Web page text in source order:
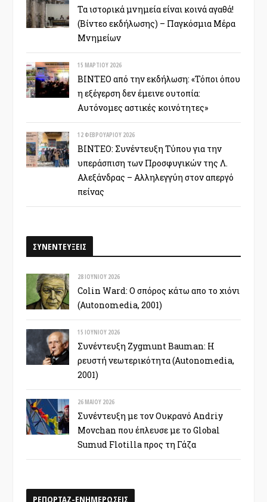
Τα ιστορικά μνημεία είναι κοινά αγαθά!
(Βίντεο εκδήλωσης) – Παγκόσμια Μέρα
Μνημείων
15 ΜΑΡΤΊΟΥ 2026
ΒΙΝΤΕΟ από την εκδήλωση: «Τόποι όπου
η εξέγερση δεν έμεινε ουτοπία:
Αυτόνομες αστικές κοινότητες»
12 ΦΕΒΡΟΥΑΡΊΟΥ 2026
ΒΙΝΤΕΟ: Συνέντευξη Τύπου για την
υπεράσπιση των Προσφυγικών της Λ.
Αλεξάνδρας – Αλληλεγγύη στον απεργό
πείνας
ΣΥΝΕΝΤΕΥΞΕΙΣ
28 ΙΟΥΝΊΟΥ 2026
Colin Ward: Ο σπόρος κάτω απο το χιόνι
(Autonomedia, 2001)
15 ΙΟΥΝΊΟΥ 2026
Συνέντευξη Zygmunt Bauman: Η
ρευστή νεωτερικότητα (Autonomedia,
2001)
26 ΜΑΪ́ΟΥ 2026
Συνέντευξη με τον Ουκρανό Andriy
Movchan που έπλευσε με το Global
Sumud Flotilla προς τη Γάζα
ΡΕΠΟΡΤΑΖ-ΕΝΗΜΕΡΩΣΕΙΣ